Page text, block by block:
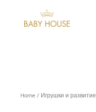
Home / Игрушки и развитие